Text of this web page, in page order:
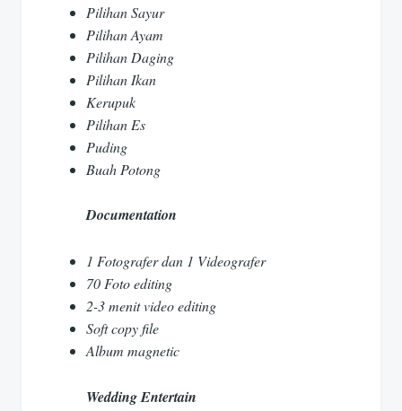
Pilihan Sayur
Pilihan Ayam
Pilihan Daging
Pilihan Ikan
Kerupuk
Pilihan Es
Puding
Buah Potong
Documentation
1 Fotografer dan 1 Videografer
70 Foto editing
2-3 menit video editing
Soft copy file
Album magnetic
Wedding Entertain